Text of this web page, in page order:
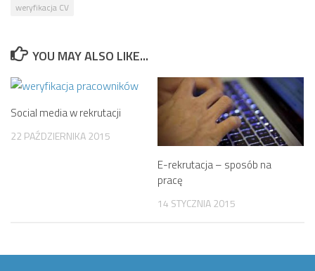
weryfikacja CV
YOU MAY ALSO LIKE...
Social media w rekrutacji
22 PAŹDZIERNIKA 2015
E-rekrutacja – sposób na
pracę
14 STYCZNIA 2015